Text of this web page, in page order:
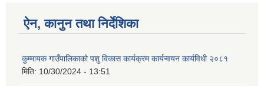
ऐन, कानुन तथा निर्देशिका
कुम्मायक गाउँपालिकाको पशु विकास कार्यक्रम कार्यन्वयन कार्यविधी २०८१
मिति: 10/30/2024 - 13:51